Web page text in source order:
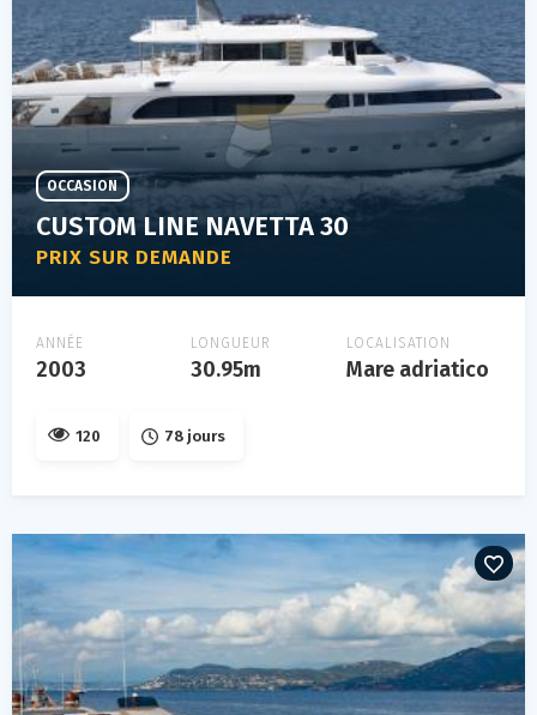
CUSTOM LINE NAVETTA 30
PRIX SUR DEMANDE
OCCASION
ANNÉE
2003
LONGUEUR
30.95m
LOCALISATION
Mare adriatico
120 78 jours